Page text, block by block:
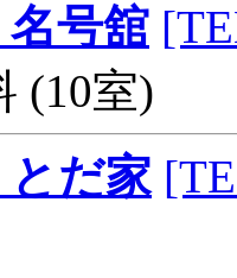
名号舘
(10室)
だ家